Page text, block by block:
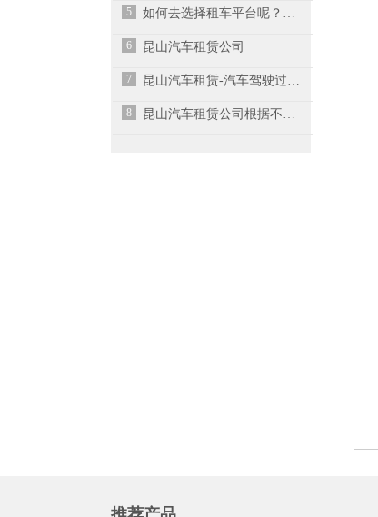
5 如何去选择租车平台呢？租车平台哪个好？-昆山汽车租赁公司
6 昆山汽车租赁公司
7 昆山汽车租赁-汽车驾驶过程中如何减缓疲劳感？
8 昆山汽车租赁公司根据不同车型，收取相应的押金